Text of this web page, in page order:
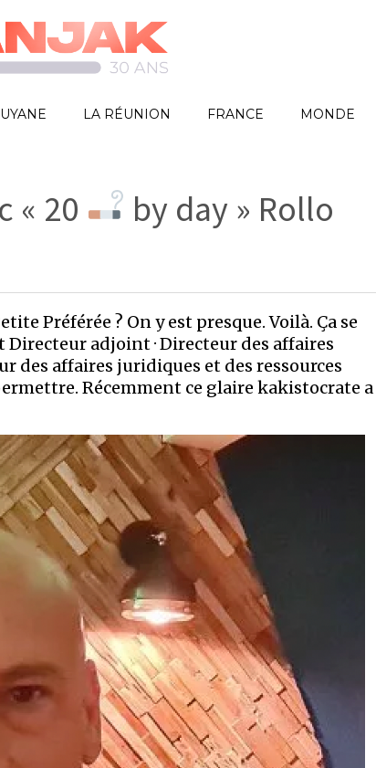
LA RÉUNION FRANCE MONDE
« 20 by day » Rollo
Préférée ? On y est presque. Voilà. Ça se
Directeur adjoint · Directeur des affaires
des affaires juridiques et des ressources
Récemment ce glaire kakistocrate a